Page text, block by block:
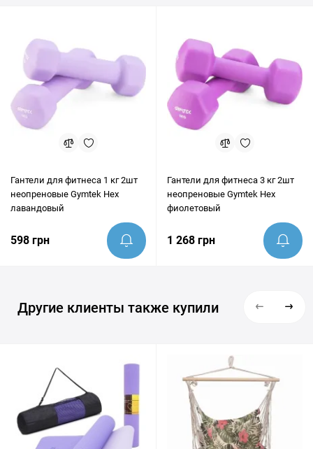
идеально подходит под ваши цели.
Гантели для фитнеса 1 кг 2шт
неопреновые Gymtek Hex
лавандовый
598 грн
Гантели для фитнеса 3 кг 2шт
неопреновые Gymtek Hex
фиолетовый
1 268 грн
Другие клиенты также купили